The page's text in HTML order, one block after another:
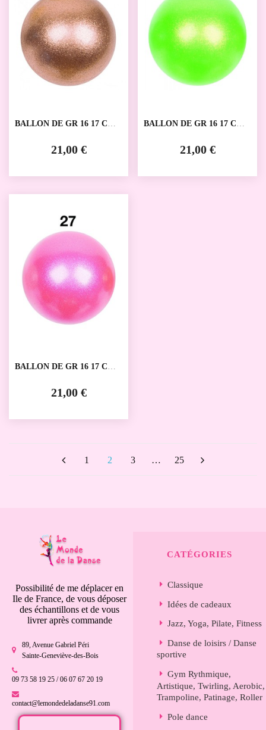
BALLON DE GR 16 17 CM
21,00 €
BALLON DE GR 16 17 CM
21,00 €
BALLON DE GR 16 17 CM
21,00 €
1 2 3 … 25
Possibilité de me déplacer en
Ile de France, de vous déposer
des échantillons et de vous
livrer après commande
89, Avenue Gabriel Péri
Sainte-Geneviève-des-Bois
09 73 58 19 25 / 06 07 67 20 19
contact@lemondedeladanse91.com
CATÉGORIES
Classique
Idées de cadeaux
Jazz, Yoga, Pilate, Fitness
Danse de loisirs / Danse
sportive
Gym Rythmique,
Artistique, Twirling, Aerobic,
Trampoline, Patinage, Roller
Pole dance